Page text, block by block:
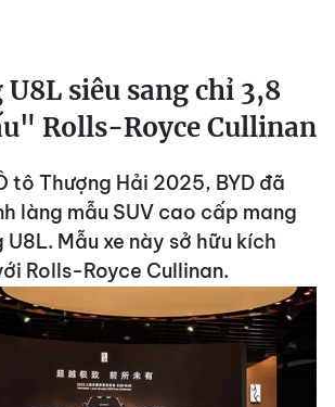
siêu sang chỉ 3,8
Rolls-Royce Cullinan
tô Thượng Hải 2025, BYD đã
làng mẫu SUV cao cấp mang
Mẫu xe này sở hữu kích
Rolls-Royce Cullinan.